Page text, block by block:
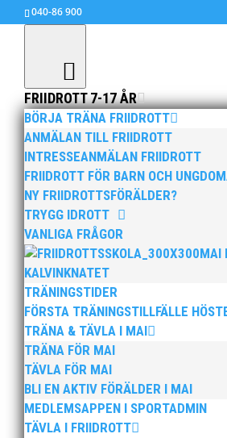
040-86 900
FRIIDROTT 7-17 ÅR
BÖRJA TRÄNA FRIIDROTT
ANMÄLAN TILL FRIIDROTT
INTRESSEANMÄLAN FRIIDROTT
FRIIDROTT FÖR BARN OCH
NY FRIIDROTTSFÖRÄLDER?
TRYGG IDROTT
VANLIGA FRÅGOR
MAI
KALVINKNATET
TRÄNINGSTIDER
FÖRSTA TRÄNINGSTILLFÄLLE
TRÄNA & TÄVLA I MAI
TRÄNA FÖR MAI
TÄVLA FÖR MAI
BLI EN AKTIV FÖRÄLDER I MAI
MEDLEMSAPPEN I SPORTADMIN
TÄVLA I FRIIDROTT
Malmö
feb 21, 2011|
Vi hade fina
K40 400m IVDM
M50 400m IVDM
1 Jörgen Lindholm-57
M40 3000m IVDM
1 Max Persson-70
M45 3000m IVDM
2 Anders Östman-62